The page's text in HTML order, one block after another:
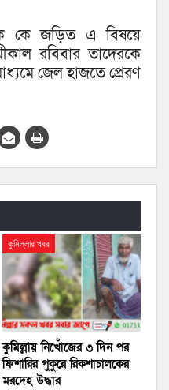
কে জড়িত এ বিষয়ে
রবিবার তাদেরকে
জেল হাজতে প্রেরণ
কুমিল্লার খবর
কুমিল্লায় নিখোঁজের ৩ দিন পর
ফিশারির পুকুরে রিকশাচালকের
মরদেহ উদ্ধার